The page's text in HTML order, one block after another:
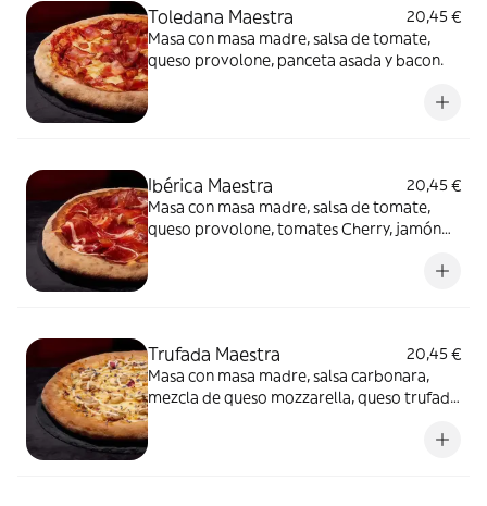
Toledana Maestra
20,45 €
Masa con masa madre, salsa de tomate,
queso provolone, panceta asada y bacon.
Ibérica Maestra
20,45 €
Masa con masa madre, salsa de tomate,
queso provolone, tomates Cherry, jamón
Trufada Maestra
20,45 €
Masa con masa madre, salsa carbonara,
mezcla de queso mozzarella, queso trufado